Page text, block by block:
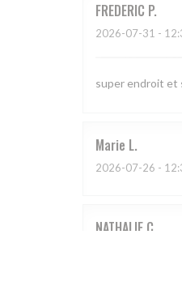
FREDERIC P
2026-07-31 -
super endroit et
Marie L
2026-07-26 -
NATHALIE C